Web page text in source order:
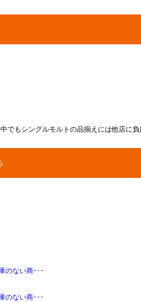
でもシングルモルトの品揃えには他店に
ない商･･･
ない商･･･